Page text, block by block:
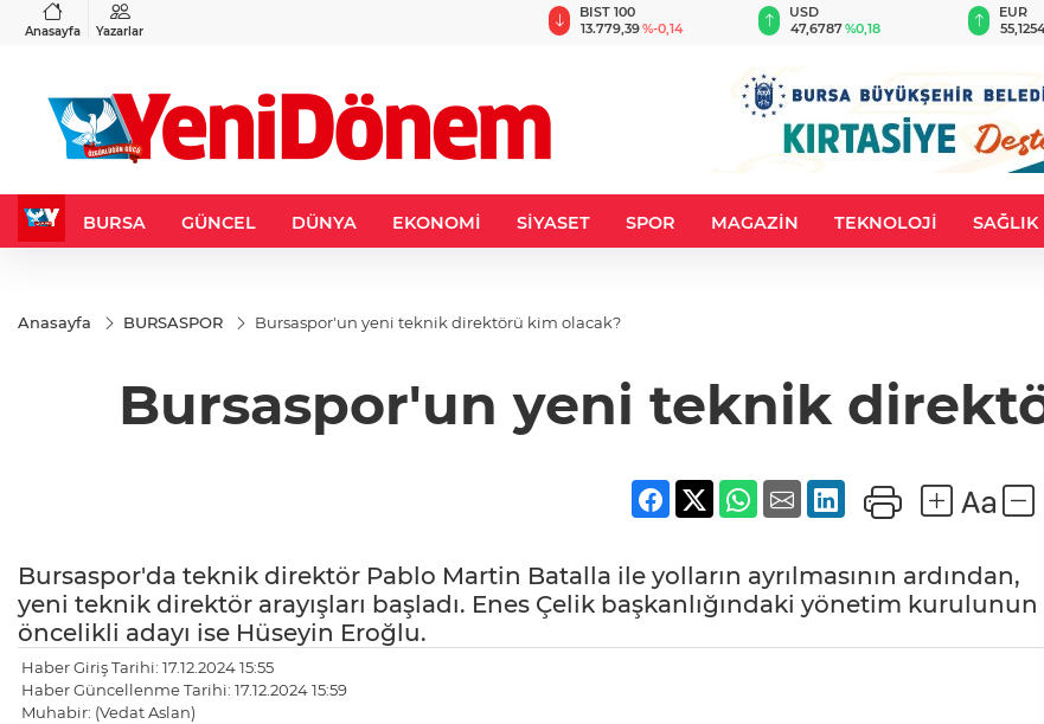
Anasayfa Yazarlar
%-0,22
BIST 100
13.779,39%-0,14
USD
47,6787%0,18
EUR
55,1254
BURSA GÜNCEL DÜNYA EKONOMİ SİYASET SPOR MAGAZİN TEKNOLOJİ SAĞLIK
Anasayfa BURSASPOR Bursaspor'un yeni teknik direktörü kim olacak?
Bursaspor'un yeni teknik
Bursaspor'da teknik direktör Pablo Martin Batalla ile yolların ayrılmasının ardından,
yeni teknik direktör arayışları başladı. Enes Çelik başkanlığındaki yönetim kurulunun
öncelikli adayı ise Hüseyin Eroğlu.
Haber Giriş Tarihi: 17.12.2024 15:55
Haber Güncellenme Tarihi: 17.12.2024 15:59
Muhabir: (Vedat Aslan)